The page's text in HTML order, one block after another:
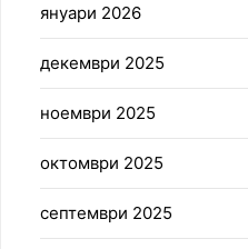
януари 2026
декември 2025
ноември 2025
октомври 2025
септември 2025